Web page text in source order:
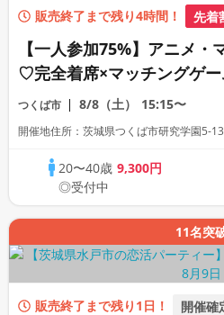
販売終了まで残り4時間！ 先着
【一人参加75%】アニメ・
♡完全着席×マッチングゲー
コン
つくば市 8/8（土） 15:15〜
開催地住所：茨城県つくば市研究学園5-
20〜40歳9,300円
◎受付中
11名突
販売終了まで残り1日！ 開催確